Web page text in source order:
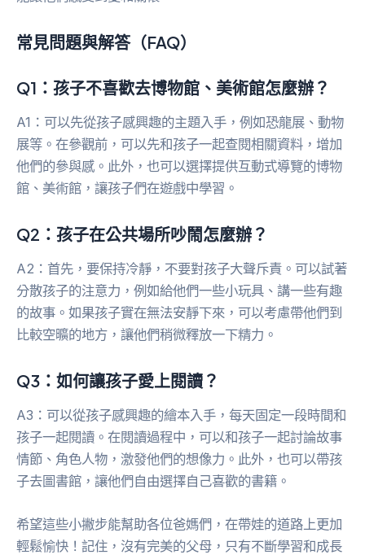
常見問題與解答（FAQ）
Q1：孩子不喜歡去博物館、美術館怎麼辦？
A1：可以先從孩子感興趣的主題入手，例如恐龍展、動物
展等。在參觀前，可以先和孩子一起查閱相關資料，增加
他們的參與感。此外，也可以選擇提供互動式導覽的博物
館、美術館，讓孩子們在遊戲中學習。
Q2：孩子在公共場所吵鬧怎麼辦？
A2：首先，要保持冷靜，不要對孩子大聲斥責。可以試著
分散孩子的注意力，例如給他們一些小玩具、講一些有趣
的故事。如果孩子實在無法安靜下來，可以考慮帶他們到
比較空曠的地方，讓他們稍微釋放一下精力。
Q3：如何讓孩子愛上閱讀？
A3：可以從孩子感興趣的繪本入手，每天固定一段時間和
孩子一起閱讀。在閱讀過程中，可以和孩子一起討論故事
情節、角色人物，激發他們的想像力。此外，也可以帶孩
子去圖書館，讓他們自由選擇自己喜歡的書籍。
希望這些小撇步能幫助各位爸媽們，在帶娃的道路上更加
輕鬆愉快！記住，沒有完美的父母，只有不斷學習和成長